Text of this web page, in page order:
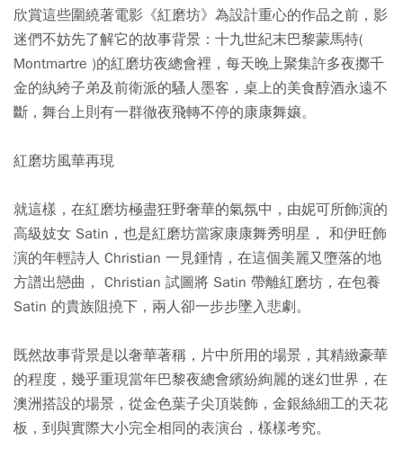
欣賞這些圍繞著電影《紅磨坊》為設計重心的作品之前，影
迷們不妨先了解它的故事背景：十九世紀末巴黎蒙馬特(
Montmartre )的紅磨坊夜總會裡，每天晚上聚集許多夜擲千
金的紈絝子弟及前衛派的騷人墨客，桌上的美食醇酒永遠不
斷，舞台上則有一群徹夜飛轉不停的康康舞孃。
紅磨坊風華再現
就這樣，在紅磨坊極盡狂野奢華的氣氛中，由妮可所飾演的
高級妓女 Satin，也是紅磨坊當家康康舞秀明星， 和伊旺飾
演的年輕詩人 Christian 一見鍾情，在這個美麗又墮落的地
方譜出戀曲， Christian 試圖將 Satin 帶離紅磨坊，在包養
Satin 的貴族阻撓下，兩人卻一步步墜入悲劇。
既然故事背景是以奢華著稱，片中所用的場景，其精緻豪華
的程度，幾乎重現當年巴黎夜總會繽紛絢麗的迷幻世界，在
澳洲搭設的場景，從金色葉子尖頂裝飾，金銀絲細工的天花
板，到與實際大小完全相同的表演台，樣樣考究。